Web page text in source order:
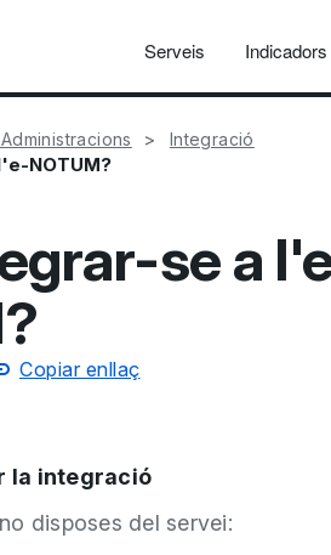
Serveis Indicadors
Integració
NOTUM?
se a
Copiar enllaç
la integració
disposes del servei: